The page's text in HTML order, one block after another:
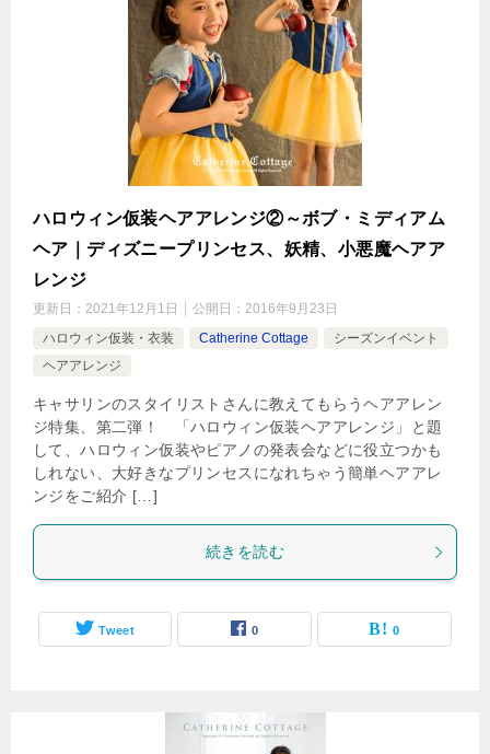
ハロウィン仮装ヘアアレンジ②～ボブ・ミディアム
ヘア｜ディズニープリンセス、妖精、小悪魔ヘアア
レンジ
更新日： 2021年12月1日 公開日： 2016年9月23日
ハロウィン仮装・衣装
Catherine Cottage
シーズンイベント
ヘアアレンジ
キャサリンのスタイリストさんに教えてもらうヘアアレン
ジ特集、第二弾！ 「ハロウィン仮装ヘアアレンジ」と題
して、ハロウィン仮装やピアノの発表会などに役立つかも
しれない、大好きなプリンセスになれちゃう簡単ヘアアレ
ンジをご紹介 […]
続きを読む
Tweet 0 0